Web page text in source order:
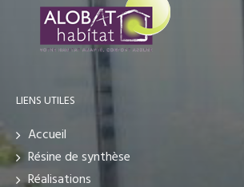
LIENS UTILES
Accueil
Résine de synthèse
Réalisations